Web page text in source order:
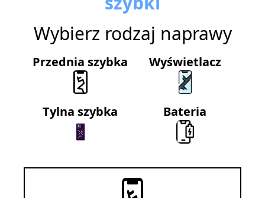
Wybierz rodzaj naprawy
Przednia szybka Wyświetlacz
Tylna szybka Bateria